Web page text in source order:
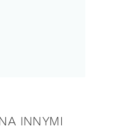
INNYMI